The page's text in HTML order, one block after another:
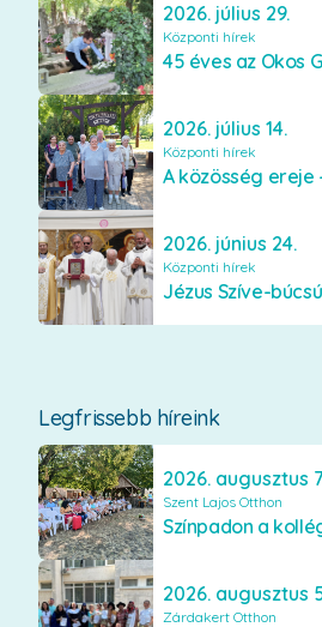
2026. július 29.
Központi hírek
45 éves az Okos
2026. július 14.
Központi hírek
2026. június 24.
Központi hírek
Legfrissebb híreink
2026. augusztus
Szent Lajos Otthon
2026. augusztus
Zárdakert Otthon